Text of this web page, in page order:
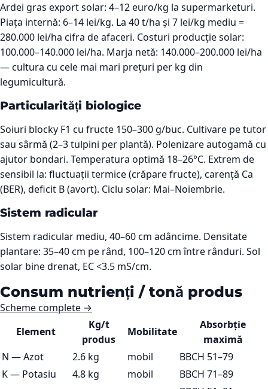
Ardei gras export solar: 4–12 euro/kg la supermarketuri.
Piața internă: 6–14 lei/kg. La 40 t/ha și 7 lei/kg mediu =
280.000 lei/ha cifra de afaceri. Costuri producție solar:
100.000–140.000 lei/ha. Marja netă: 140.000–200.000 lei/ha
— cultura cu cele mai mari prețuri per kg din
legumicultură.
Particularități biologice
Soiuri blocky F1 cu fructe 150–300 g/buc. Cultivare pe tutor
sau sârmă (2–3 tulpini per plantă). Polenizare autogamă cu
ajutor bondari. Temperatura optimă 18–26°C. Extrem de
sensibil la: fluctuații termice (crăpare fructe), carență Ca
(BER), deficit B (avort). Ciclu solar: Mai–Noiembrie.
Sistem radicular
Sistem radicular mediu, 40–60 cm adâncime. Densitate
plantare: 35–40 cm pe rând, 100–120 cm între rânduri. Sol
solar bine drenat, EC <3.5 mS/cm.
Consum nutrienți / tonă produs
Scheme complete →
Element
Kg/t
produs
Mobilitate
Absorbție
maximă
N —Azot 2.6 kg mobil
BBCH 51–79
K— Potasiu 4.8 kg mobil
BBCH 71–89